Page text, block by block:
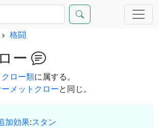
格闘
ー
クロー類に属する。
メットクローと同じ。
加効果:スタン